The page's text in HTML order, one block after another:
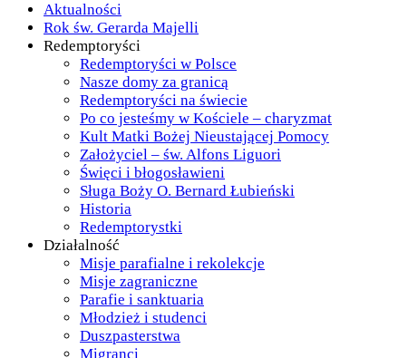
Aktualności
Rok św. Gerarda Majelli
Redemptoryści
Redemptoryści w Polsce
Nasze domy za granicą
Redemptoryści na świecie
Po co jesteśmy w Kościele – charyzmat
Kult Matki Bożej Nieustającej Pomocy
Założyciel – św. Alfons Liguori
Święci i błogosławieni
Sługa Boży O. Bernard Łubieński
Historia
Redemptorystki
Działalność
Misje parafialne i rekolekcje
Misje zagraniczne
Parafie i sanktuaria
Młodzież i studenci
Duszpasterstwa
Migranci